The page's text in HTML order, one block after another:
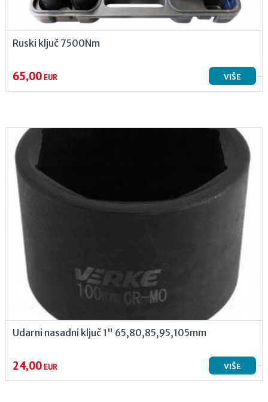
Ruski ključ 7500Nm
65,00EUR VIŠE
Udarni nasadni ključ 1" 65,80,85,95,105mm
24,00EUR VIŠE